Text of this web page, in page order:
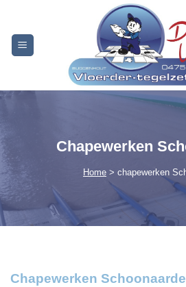
content
Chapewerken
Home > chapewerken
Chapewerken